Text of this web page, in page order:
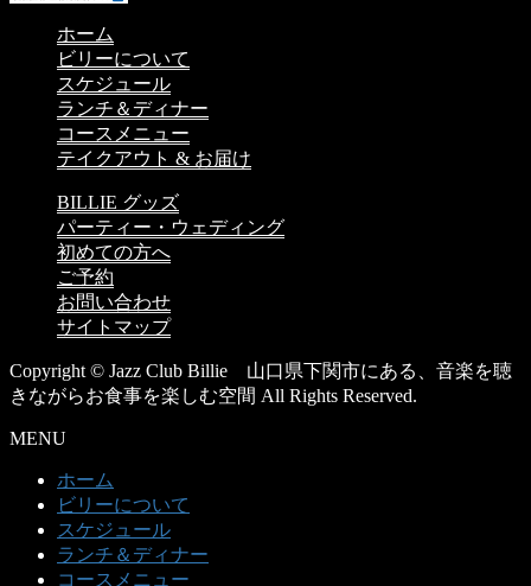
ホーム
ビリーについて
スケジュール
ランチ＆ディナー
コースメニュー
テイクアウト & お届け
BILLIE グッズ
パーティー・ウェディング
初めての方へ
ご予約
お問い合わせ
サイトマップ
Copyright © Jazz Club Billie 山口県下関市にある、音楽を聴
きながらお食事を楽しむ空間 All Rights Reserved.
MENU
ホーム
ビリーについて
スケジュール
ランチ＆ディナー
コースメニュー